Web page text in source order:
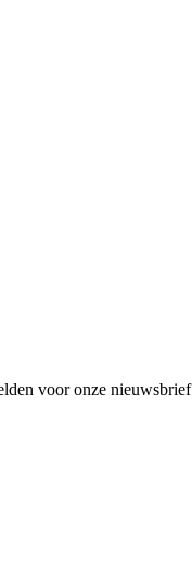
voor onze nieuwsbrief